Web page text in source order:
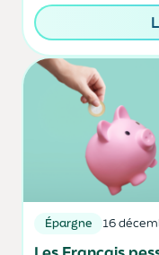
Épargne 16